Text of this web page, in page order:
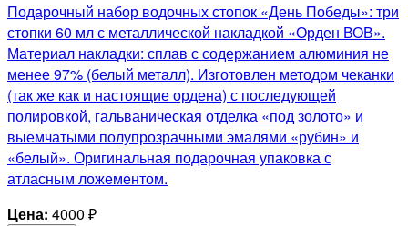
Подарочный набор водочных стопок «День Победы»: три
стопки 60 мл с металлической накладкой «Орден ВОВ».
Материал накладки: сплав с содержанием алюминия не
менее 97% (белый металл). Изготовлен методом чеканки
(так же как и настоящие ордена) с последующей
полировкой, гальваническая отделка «под золото» и
выемчатыми полупрозрачными эмалями «рубин» и
«белый». Оригинальная подарочная упаковка с
атласным ложементом.
Цена: 4000 ₽